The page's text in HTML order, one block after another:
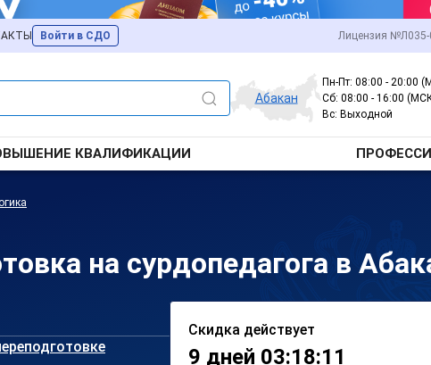
Войти в СДО Лицензия
Абакан
Пн-Пт: 08:00 - 20:00
Сб: 08:00 - 16:00
Вс: Выходной
КВАЛИФИКАЦИИ
на сурдопедагога в
Скидка действует
9 дней 03:18:11